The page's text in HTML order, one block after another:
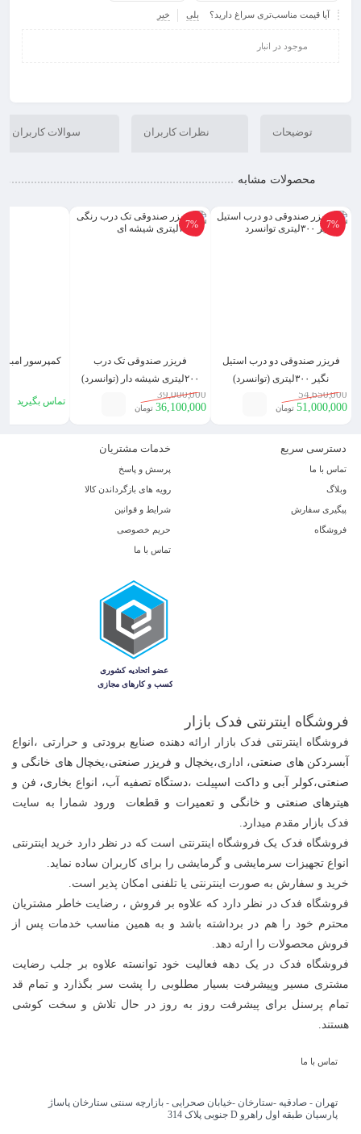
آیا قیمت مناسب‌تری سراغ دارید؟ بلی خیر
موجود در انبار
توضیحات نظرات کاربران سوالات کاربران
محصولات مشابه
7%
فریزر صندوقی دو درب استیل
نگیر ۳۰۰لیتری (توانسرد)
54,650,000
51,000,000 تومان
7%
فریزر صندوقی تک درب
۲۰۰لیتری شیشه دار (توانسرد)
39,000,000
36,100,000 تومان
کمپرسور امبراکو ۱/۳ اسب
تماس بگیرید
دسترسی سریع
تماس با ما
وبلاگ
پیگیری سفارش
فروشگاه
خدمات مشتریان
پرسش و پاسخ
رویه های بازگرداندن کالا
شرایط و قوانین
حریم خصوصی
تماس با ما
فروشگاه اینترنتی فدک بازار
فروشگاه اینترنتی فدک بازار ارائه دهنده صنایع برودتی و حرارتی ، انواع
آبسردکن های صنعتی، اداری،یخچال و فریزر صنعتی،یخچال های خانگی و
صنعتی،کولر آبی و داکت اسپیلت ،دستگاه تصفیه آب، انواع بخاری، فن و
هیترهای صنعتی و خانگی وتعمیرات و قطعات ورود شمارا به سایت
فدک بازار مقدم میدارد.
فروشگاه فدک یک فروشگاه اینترنتی است که در نظر دارد خرید اینترنتی
انواع تجهیزات سرمایشی و گرمایشی را برای کاربران ساده نماید.
خرید و سفارش به صورت اینترنتی یا تلفنی امکان پذیر است.
فروشگاه فدک در نظر دارد که علاوه بر فروش ، رضایت خاطر مشتریان
محترم خود را هم در برداشته باشد و به همین مناسب خدمات پس از
فروش محصولات را ارئه دهد.
فروشگاه فدک در یک دهه فعالیت خود توانسته علاوه بر جلب رضایت
مشتری مسیر وپیشرفت بسیار مطلوبی را پشت سر بگذارد و تمام قد
تمام پرسنل برای پیشرفت روز به روز در حال تلاش و سخت کوشی
هستند.
تماس با ما
تهران - صادقیه -ستارخان -خیابان صحرایی - بازارچه سنتی ستارخان پاساژ
پارسیان طبقه اول راهرو D جنوبی پلاک 314